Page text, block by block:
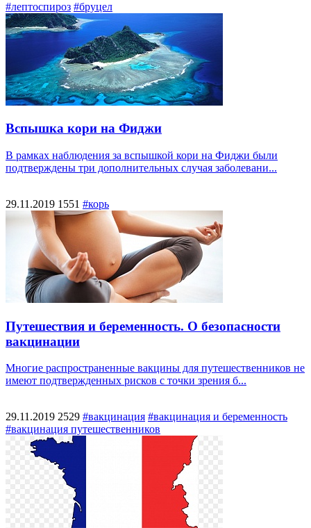
#лептоспироз #бруцел
Вспышка кори на Фиджи
В рамках наблюдения за вспышкой кори на Фиджи были
подтверждены три дополнительных случая заболевани...
29.11.2019 1551 #корь
Путешествия и беременность. О безопасности
вакцинации
Многие распространенные вакцины для путешественников не
имеют подтвержденных рисков с точки зрения б...
29.11.2019 2529 #вакцинация #вакцинация и беременность
#вакцинация путешественников